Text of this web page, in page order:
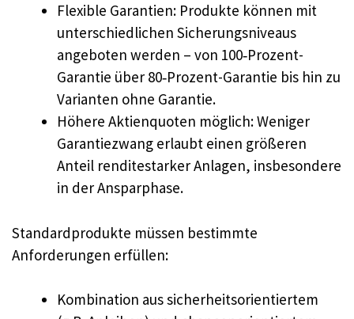
Flexible Garantien: Produkte können mit
unterschiedlichen Sicherungsniveaus
angeboten werden – von 100‑Prozent-
Garantie über 80‑Prozent-Garantie bis hin zu
Varianten ohne Garantie.
Höhere Aktienquoten möglich: Weniger
Garantiezwang erlaubt einen größeren
Anteil renditestarker Anlagen, insbesondere
in der Ansparphase.
Standardprodukte müssen bestimmte
Anforderungen erfüllen:
Kombination aus sicherheitsorientiertem